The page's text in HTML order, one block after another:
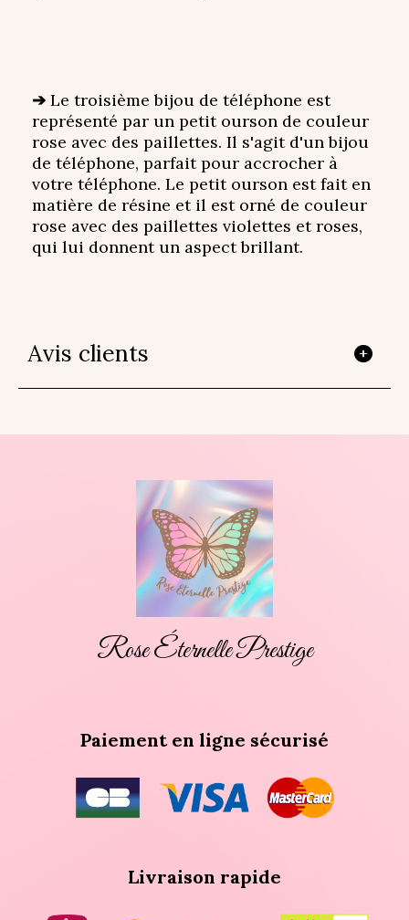
➔ Le troisième bijou de téléphone est
représenté par un petit ourson de couleur
rose avec des paillettes. Il s'agit d'un bijou
de téléphone, parfait pour accrocher à
votre téléphone. Le petit ourson est fait en
matière de résine et il est orné de couleur
rose avec des paillettes violettes et roses,
qui lui donnent un aspect brillant.
Avis clients
Rose Éternelle Prestige
Paiement en ligne sécurisé
Livraison rapide